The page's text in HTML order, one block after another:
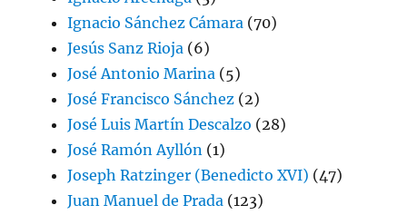
Ignacio Sánchez Cámara (70)
Jesús Sanz Rioja (6)
José Antonio Marina (5)
José Francisco Sánchez (2)
José Luis Martín Descalzo (28)
José Ramón Ayllón (1)
Joseph Ratzinger (Benedicto XVI) (47)
Juan Manuel de Prada (123)